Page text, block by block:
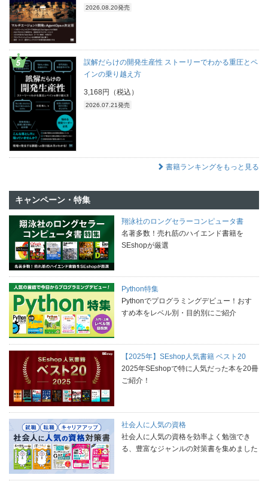
2026.08.20発売
誤解だらけの開発生産性 ストーリーでわかる重圧とペ
インの乗り越え方
3,168円（税込）
2026.07.21発売
書籍ランキングをもっと見る
キャンペーン・特集
翔泳社のロングセラーコンピュータ書
名著多数！売れ筋のハイエンド書籍を
SEshopが厳選
Python特集
Pythonでプログラミングデビュー！おす
すめ本をレベル別・目的別にご紹介
【2025年】SEshop人気書籍 ベスト20
2025年SEshopで特に人気だった本を20冊
ご紹介！
社会人に人気の資格
社会人に人気の資格を効率よく勉強でき
る、豊富なジャンルの対策書を集めました